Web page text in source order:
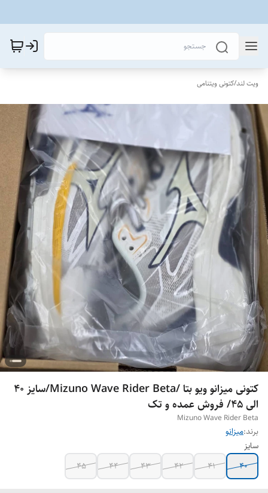
ویت لند/کتونی ویتنامی
کتونی میزانو ویو بتا /Mizuno Wave Rider Beta/سایز 40
الی 45/ فروش عمده و تک
Mizuno Wave Rider Beta
برند:میزانو
سایز
40
41
42
43
44
45